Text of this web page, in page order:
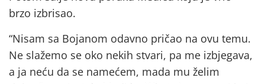
brzo izbrisao.
“Nisam sa Bojanom odavno pričao na ovu temu.
Ne slažemo se oko nekih stvari, pa me izbjegava,
a ja neću da se namećem, mada mu želim